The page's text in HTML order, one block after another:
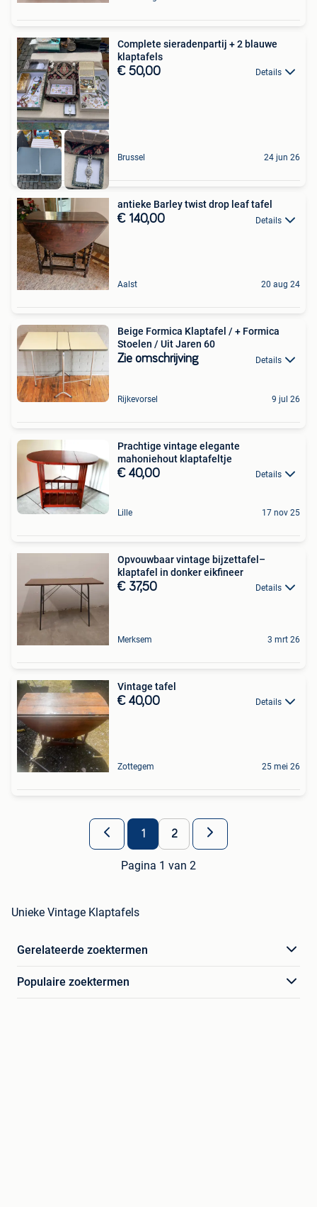
Complete sieradenpartij + 2 blauwe
klaptafels
€ 50,00 Details
Brussel 24 jun 26
antieke Barley twist drop leaf tafel
€ 140,00 Details
Aalst 20 aug 24
Beige Formica Klaptafel / + Formica
Stoelen / Uit Jaren 60
Zie omschrijving Details
Rijkevorsel 9 jul 26
Prachtige vintage elegante
mahoniehout klaptafeltje
€ 40,00 Details
Lille 17 nov 25
Opvouwbaar vintage bijzettafel–
klaptafel in donker eikfineer
€ 37,50 Details
Merksem 3 mrt 26
Vintage tafel
€ 40,00 Details
Zottegem 25 mei 26
1 2
Pagina 1 van 2
Unieke Vintage Klaptafels
Gerelateerde zoektermen
Populaire zoektermen